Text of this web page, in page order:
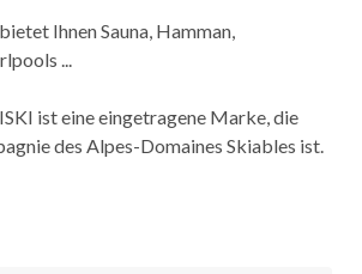
Ihnen Sauna, Hamman,
...
ist eine eingetragene Marke, die
des Alpes-Domaines Skiables ist.